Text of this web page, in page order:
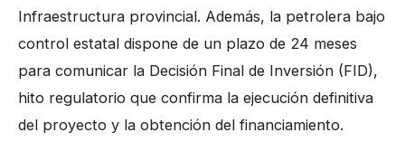
Infraestructura provincial. Además, la petrolera bajo
control estatal dispone de un plazo de 24 meses
para comunicar la Decisión Final de Inversión (FID),
hito regulatorio que confirma la ejecución definitiva
del proyecto y la obtención del financiamiento.